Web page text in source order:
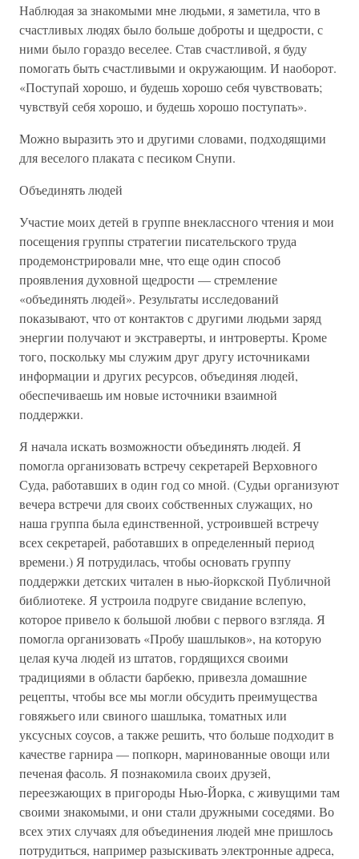
Наблюдая за знакомыми мне людьми, я заметила, что в
счастливых людях было больше доброты и щедрости, с
ними было гораздо веселее. Став счастливой, я буду
помогать быть счастливыми и окружающим. И наоборот.
«Поступай хорошо, и будешь хорошо себя чувствовать;
чувствуй себя хорошо, и будешь хорошо поступать».
Можно выразить это и другими словами, подходящими
для веселого плаката с песиком Снупи.
Объединять людей
Участие моих детей в группе внеклассного чтения и мои
посещения группы стратегии писательского труда
продемонстрировали мне, что еще один способ
проявления духовной щедрости — стремление
«объединять людей». Результаты исследований
показывают, что от контактов с другими людьми заряд
энергии получают и экстраверты, и интроверты. Кроме
того, поскольку мы служим друг другу источниками
информации и других ресурсов, объединяя людей,
обеспечиваешь им новые источники взаимной
поддержки.
Я начала искать возможности объединять людей. Я
помогла организовать встречу секретарей Верховного
Суда, работавших в один год со мной. (Судьи организуют
вечера встречи для своих собственных служащих, но
наша группа была единственной, устроившей встречу
всех секретарей, работавших в определенный период
времени.) Я потрудилась, чтобы основать группу
поддержки детских читален в нью-йоркской Публичной
библиотеке. Я устроила подруге свидание вслепую,
которое привело к большой любви с первого взгляда. Я
помогла организовать «Пробу шашлыков», на которую
целая куча людей из штатов, гордящихся своими
традициями в области барбекю, привезла домашние
рецепты, чтобы все мы могли обсудить преимущества
говяжьего или свиного шашлыка, томатных или
уксусных соусов, а также решить, что больше подходит в
качестве гарнира — попкорн, маринованные овощи или
печеная фасоль. Я познакомила своих друзей,
переезжающих в пригороды Нью-Йорка, с живущими там
своими знакомыми, и они стали дружными соседями. Во
всех этих случаях для объединения людей мне пришлось
потрудиться, например разыскивать электронные адреса,